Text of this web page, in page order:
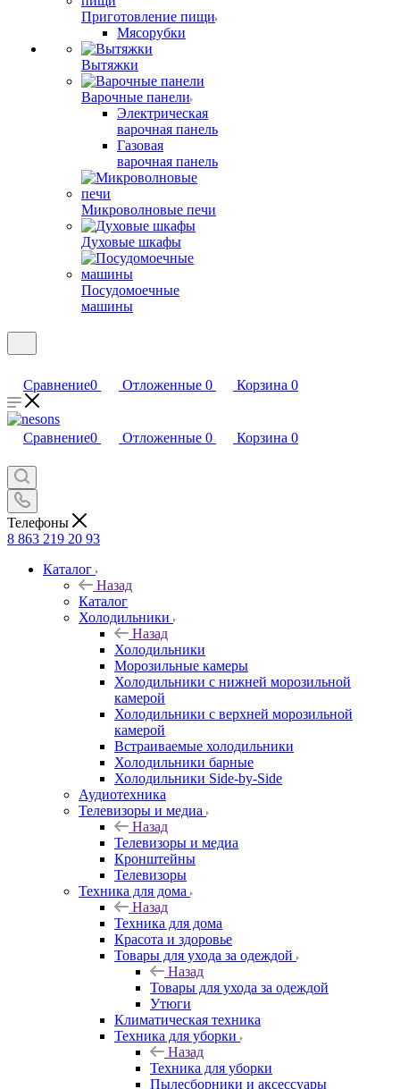
Приготовление пищи
Мясорубки
Вытяжки
Варочные панели
Электрическая
варочная панель
Газовая
варочная панель
Микроволновые печи
Духовые шкафы
Посудомоечные
машины
Сравнение0 Отложенные 0 Корзина 0
Сравнение0 Отложенные 0 Корзина 0
Телефоны
8 863 219 20 93
Каталог
Назад
Каталог
Холодильники
Назад
Холодильники
Морозильные камеры
Холодильники с нижней морозильной
камерой
Холодильники с верхней морозильной
камерой
Встраиваемые холодильники
Холодильники барные
Холодильники Side-by-Side
Аудиотехника
Телевизоры и медиа
Назад
Телевизоры и медиа
Кронштейны
Телевизоры
Техника для дома
Назад
Техника для дома
Красота и здоровье
Товары для ухода за одеждой
Назад
Товары для ухода за одеждой
Утюги
Климатическая техника
Техника для уборки
Назад
Техника для уборки
Пылесборники и аксессуары